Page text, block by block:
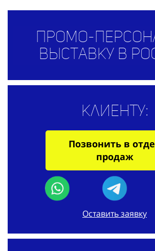
Промо-
выставку в
Клиенту:
Позвонить в
продаж
Оставить заявку